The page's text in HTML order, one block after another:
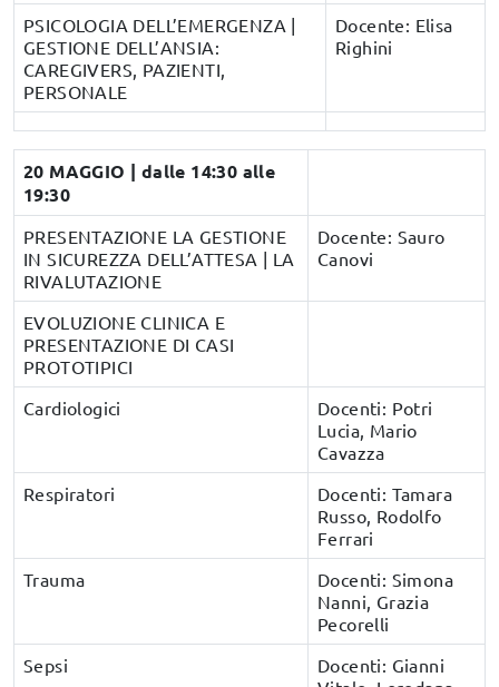
PSICOLOGIA DELL’EMERGENZA |
GESTIONE DELL’ANSIA:
CAREGIVERS, PAZIENTI,
PERSONALE
Docente: Elisa
Righini
20 MAGGIO | dalle 14:30 alle
19:30
PRESENTAZIONE LA GESTIONE
IN SICUREZZA DELL’ATTESA | LA
RIVALUTAZIONE
Docente: Sauro
Canovi
EVOLUZIONE CLINICA E
PRESENTAZIONE DI CASI
PROTOTIPICI
Cardiologici
Docenti: Potri
Lucia, Mario
Cavazza
Respiratori
Docenti: Tamara
Russo, Rodolfo
Ferrari
Trauma
Docenti: Simona
Nanni, Grazia
Pecorelli
Sepsi
Docenti: Gianni